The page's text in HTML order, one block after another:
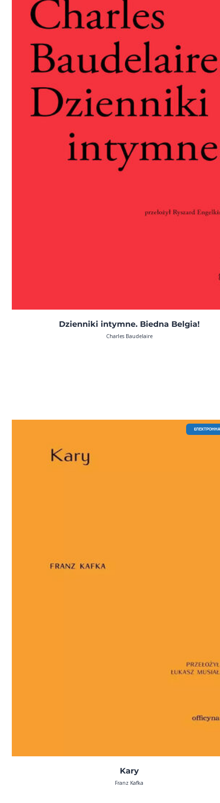
Dzienniki intymne. Biedna Belgia!
Charles Baudelaire
Kary
Franz Kafka